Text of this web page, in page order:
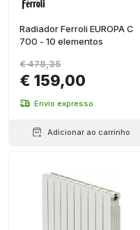
Radiador Ferroli EUROPA C
700 - 10 elementos
€ 159,00
€ 478,35
Envio expresso
Adicionar ao carrinho